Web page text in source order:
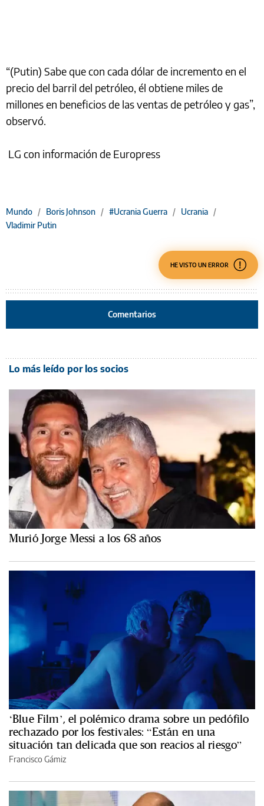
“(Putin) Sabe que con cada dólar de incremento en el
precio del barril del petróleo, él obtiene miles de
millones en beneficios de las ventas de petróleo y gas”,
observó.
LG con información de Europress
Mundo / Boris Johnson / #Ucrania Guerra / Ucrania /
Vladimir Putin
HE VISTO UN ERROR
Comentarios
Lo más leído por los socios
Murió Jorge Messi a los 68 años
‘Blue Film’, el polémico drama sobre un pedófilo
rechazado por los festivales: “Están en una
situación tan delicada que son reacios al riesgo”
Francisco Gámiz